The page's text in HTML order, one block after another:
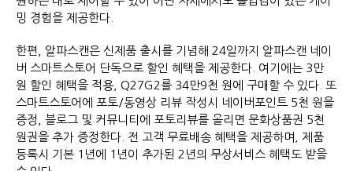
밍 경험을 제공한다.
한편, 알파스캔은 신제품 출시를 기념해 24일까지 알파스캔 네이
버 스마트스토어 단독으로 할인 혜택을 제공한다. 여기에는 3만
원 할인 혜택을 적용, Q27G2를 34만9천 원에 구매할 수 있다. 또
스마트스토어에 포토/동영상 리뷰 작성시 네이버포인트 5천 원을
증정, 블로그 및 커뮤니티에 포토리뷰를 올리면 문화상품권 5천
원권을 추가 증정한다. 전 고객 무료배송 혜택을 제공하며, 제품
등록시 기본 1년에 1년이 추가된 2년의 무상서비스 혜택도 받을